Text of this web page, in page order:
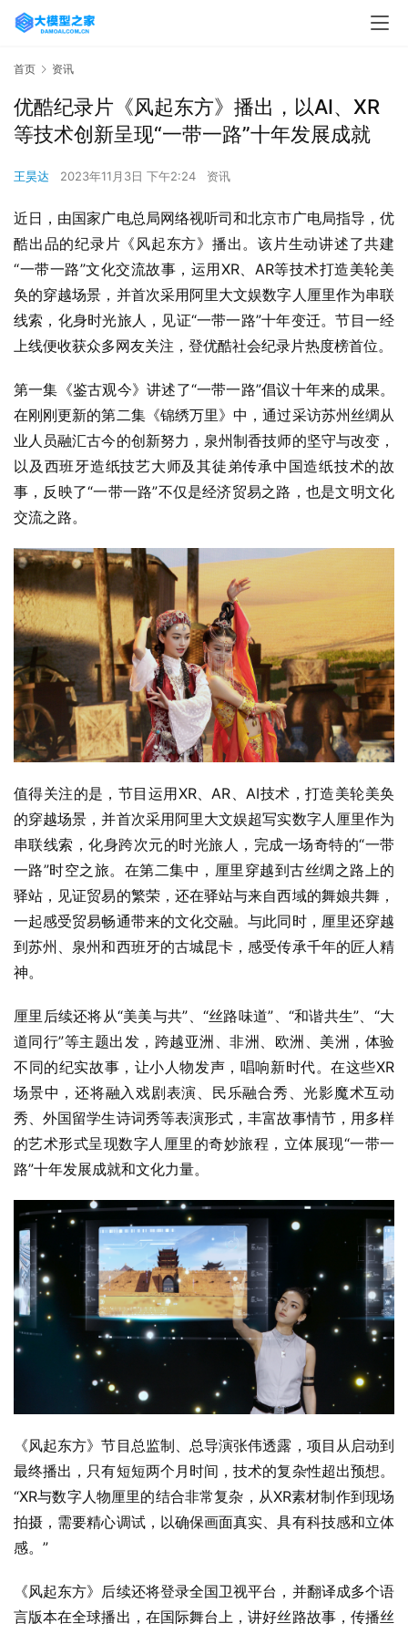
首页 资讯
优酷纪录片《风起东方》播出，以AI、XR
等技术创新呈现“一带一路”十年发展成就
王昊达 2023年11月3日 下午2:24 资讯
近日，由国家广电总局网络视听司和北京市广电局指导，优
酷出品的纪录片《风起东方》播出。该片生动讲述了共建
“一带一路”文化交流故事，运用XR、AR等技术打造美轮美
奂的穿越场景，并首次采用阿里大文娱数字人厘里作为串联
线索，化身时光旅人，见证“一带一路”十年变迁。节目一经
上线便收获众多网友关注，登优酷社会纪录片热度榜首位。
第一集《鉴古观今》讲述了“一带一路”倡议十年来的成果。
在刚刚更新的第二集《锦绣万里》中，通过采访苏州丝绸从
业人员融汇古今的创新努力，泉州制香技师的坚守与改变，
以及西班牙造纸技艺大师及其徒弟传承中国造纸技术的故
事，反映了“一带一路”不仅是经济贸易之路，也是文明文化
交流之路。
值得关注的是，节目运用XR、AR、AI技术，打造美轮美奂
的穿越场景，并首次采用阿里大文娱超写实数字人厘里作为
串联线索，化身跨次元的时光旅人，完成一场奇特的“一带
一路”时空之旅。在第二集中，厘里穿越到古丝绸之路上的
驿站，见证贸易的繁荣，还在驿站与来自西域的舞娘共舞，
一起感受贸易畅通带来的文化交融。与此同时，厘里还穿越
到苏州、泉州和西班牙的古城昆卡，感受传承千年的匠人精
神。
厘里后续还将从“美美与共”、“丝路味道”、“和谐共生”、“大
道同行”等主题出发，跨越亚洲、非洲、欧洲、美洲，体验
不同的纪实故事，让小人物发声，唱响新时代。在这些XR
场景中，还将融入戏剧表演、民乐融合秀、光影魔术互动
秀、外国留学生诗词秀等表演形式，丰富故事情节，用多样
的艺术形式呈现数字人厘里的奇妙旅程，立体展现“一带一
路”十年发展成就和文化力量。
《风起东方》节目总监制、总导演张伟透露，项目从启动到
最终播出，只有短短两个月时间，技术的复杂性超出预想。
“XR与数字人物厘里的结合非常复杂，从XR素材制作到现场
拍摄，需要精心调试，以确保画面真实、具有科技感和立体
感。”
《风起东方》后续还将登录全国卫视平台，并翻译成多个语
言版本在全球播出，在国际舞台上，讲好丝路故事，传播丝